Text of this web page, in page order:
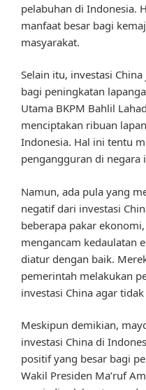
pelabuhan di Indonesia.
manfaat besar bagi
masyarakat.
Selain itu, investasi
bagi peningkatan
Utama BKPM Bahlil
menciptakan ribuan
Indonesia. Hal ini tentu
pengangguran di negara
Namun, ada pula yang
negatif dari investasi
beberapa pakar
mengancam kedaulatan
diatur dengan baik.
pemerintah melakukan
investasi China agar
Meskipun demikian,
investasi China di
positif yang besar bagi
Wakil Presiden Ma’ruf